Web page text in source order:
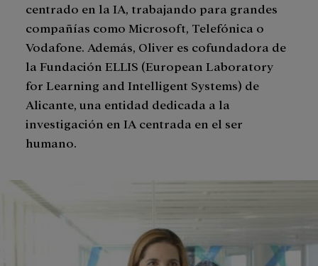
centrado en la IA, trabajando para grandes
compañías como Microsoft, Telefónica o
Vodafone. Además, Oliver es cofundadora de
la Fundación ELLIS (European Laboratory
for Learning and Intelligent Systems) de
Alicante, una entidad dedicada a la
investigación en IA centrada en el ser
humano.